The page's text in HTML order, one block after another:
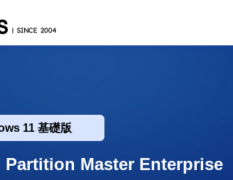
11 基礎版
Partition Master Enterprise